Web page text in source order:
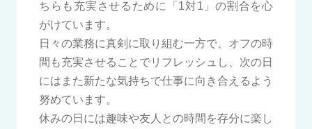
ちらも充実させるために「1対1」の割合を心
がけています。
日々の業務に真剣に取り組む一方で、オフの時
間も充実させることでリフレッシュし、次の日
にはまた新たな気持ちで仕事に向き合えるよう
努めています。
休みの日には趣味や友人との時間を存分に楽し